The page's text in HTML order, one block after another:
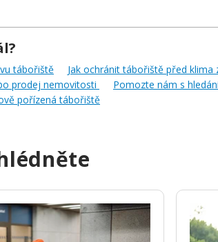
tábořiště
Jak ochránit tábořiště před klima
prodej nemovitosti
Pomozte nám s
pořízená tábořiště